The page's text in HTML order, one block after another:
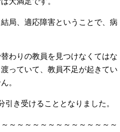
局、適応障害ということで、病
わりの教員を見つけなくてはな
っていて、教員不足が起きてい
。
き受けることとなりました。
～～～～～～～～～～～～～～